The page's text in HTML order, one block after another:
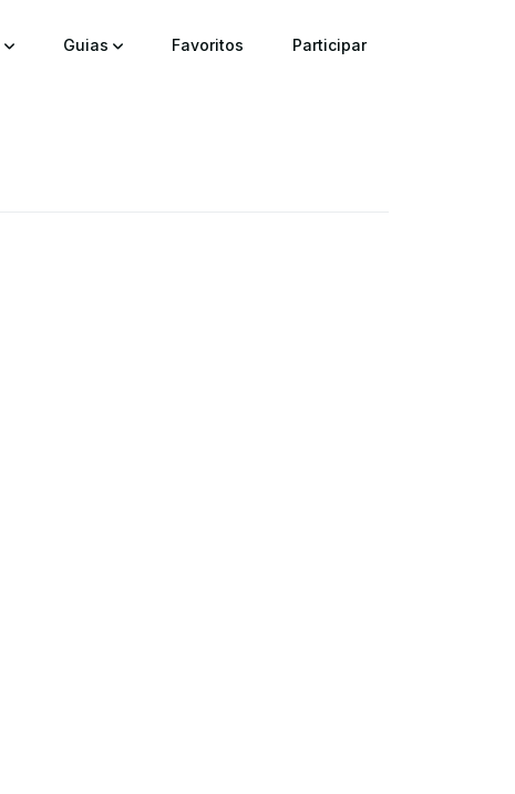
Guias Favoritos Participar